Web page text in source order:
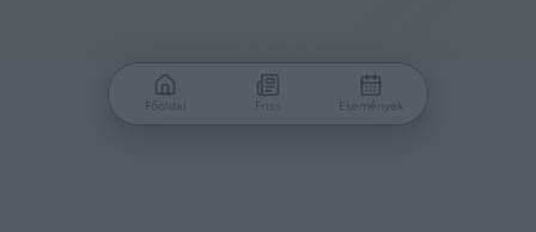
Főoldal Friss Események